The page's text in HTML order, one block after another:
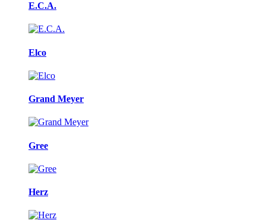
E.C.A.
Elco
Grand Meyer
Gree
Herz